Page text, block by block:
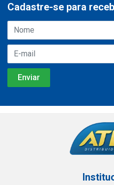
Cadastre-se para